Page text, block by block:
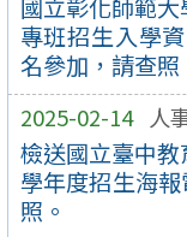
國立彰化師範
專班招生入學
名參加，請查照
2025-02-14 人
檢送國立臺中
學年度招生海
照。